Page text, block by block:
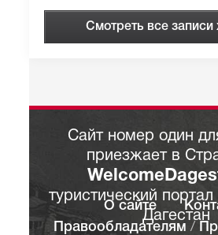
Смотреть все записи
Сайт номер один
приезжает в
туристический
Дагестан
О сайте
Правообладателям /